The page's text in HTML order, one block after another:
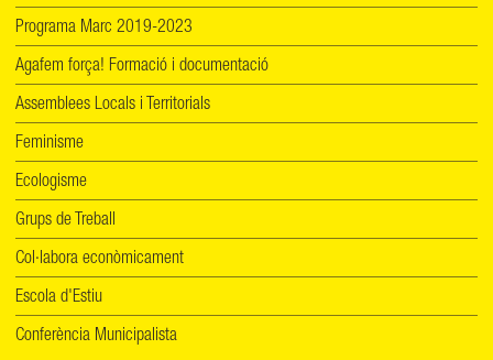
Programa Marc 2019-2023
Agafem força! Formació i documentació
Assemblees Locals i Territorials
Feminisme
Ecologisme
Grups de Treball
Col·labora econòmicament
Escola d'Estiu
Conferència Municipalista